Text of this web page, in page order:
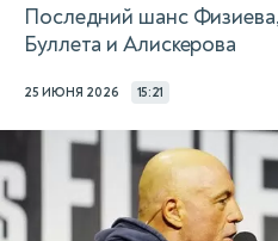
Последний шанс
Буллета и Алискерова
25 ИЮНЯ 2026 15:21